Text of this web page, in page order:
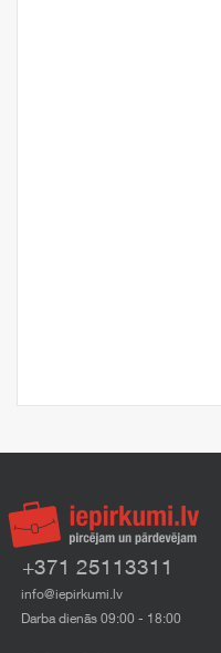
+371 25113311
info@iepirkumi.lv
Darba dienās 09:00 - 18:00